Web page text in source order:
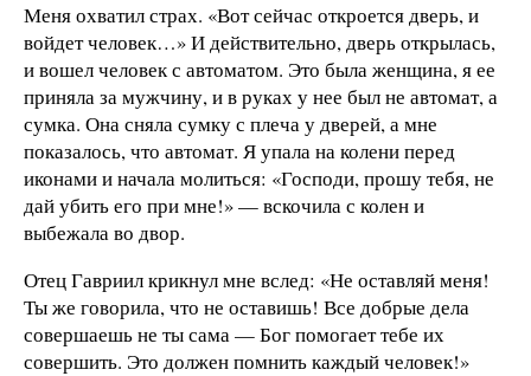
Меня охватил страх. «Вот сейчас откроется дверь, и
войдет человек…» И действительно, дверь открылась,
и вошел человек с автоматом. Это была женщина, я ее
приняла за мужчину, и в руках у нее был не автомат, а
сумка. Она сняла сумку с плеча у дверей, а мне
показалось, что автомат. Я упала на колени перед
иконами и начала молиться: «Господи, прошу тебя, не
дай убить его при мне!» — вскочила с колен и
выбежала во двор.
Отец Гавриил крикнул мне вслед: «Не оставляй меня!
Ты же говорила, что не оставишь! Все добрые дела
совершаешь не ты сама — Бог помогает тебе их
совершить. Это должен помнить каждый человек!»